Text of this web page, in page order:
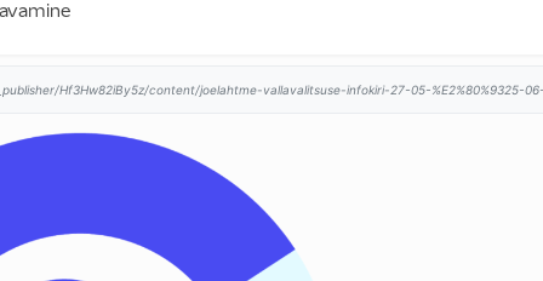
Hf3Hw82iBy5z/content/joelahtme-vallavalitsuse-infokiri-27-05-%E2%80%9325-